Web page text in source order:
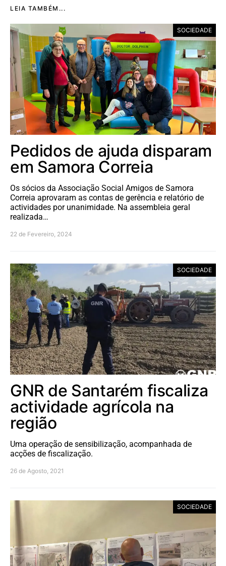
LEIA TAMBÉM...
SOCIEDADE
Pedidos de ajuda disparam
em Samora Correia
Os sócios da Associação Social Amigos de Samora
Correia aprovaram as contas de gerência e relatório de
actividades por unanimidade. Na assembleia geral
realizada…
22 de Fevereiro, 2024
SOCIEDADE
GNR de Santarém fiscaliza
actividade agrícola na
região
Uma operação de sensibilização, acompanhada de
acções de fiscalização.
26 de Agosto, 2021
SOCIEDADE